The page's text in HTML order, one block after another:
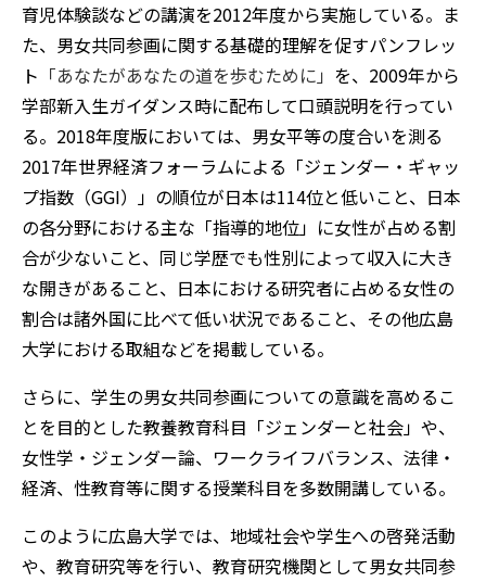
育児体験談などの講演を2012年度から実施している。ま
た、男女共同参画に関する基礎的理解を促すパンフレッ
ト 「あなたがあなたの道を歩むために」 を、2009年から
学部新入生ガイダンス時に配布して口頭説明を行ってい
る。2018年度版においては、男女平等の度合いを測る
2017年世界経済フォーラムによる「ジェンダー・ギャッ
プ指数（GGI）」の順位が日本は114位と低いこと、日本
の各分野における主な「指導的地位」に女性が占める割
合が少ないこと、同じ学歴でも性別によって収入に大き
な開きがあること、日本における研究者に占める女性の
割合は諸外国に比べて低い状況であること、その他広島
大学における取組などを掲載している。
さらに、学生の男女共同参画についての意識を高めるこ
とを目的とした教養教育科目「ジェンダーと社会」や、
女性学・ジェンダー論、ワークライフバランス、法律・
経済、性教育等に関する授業科目を多数開講している。
このように広島大学では、地域社会や学生への啓発活動
や、教育研究等を行い、教育研究機関として男女共同参